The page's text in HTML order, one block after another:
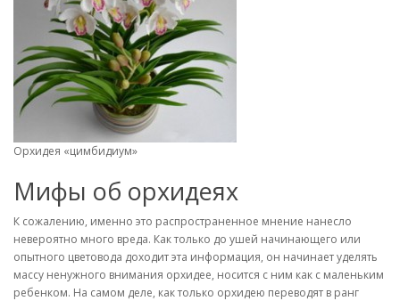
Орхидея «цимбидиум»
Мифы об орхидеях
К сожалению, именно это распространенное мнение нанесло
невероятно много вреда. Как только до ушей начинающего или
опытного цветовода доходит эта информация, он начинает уделять
массу ненужного внимания орхидее, носится с ним как с маленьким
ребенком. На самом деле, как только орхидею переводят в ранг